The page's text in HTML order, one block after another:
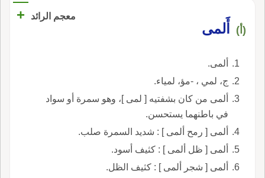
معجم الرائد +
(أ) أَلمى
ألمى.
ج، لمي ، -مؤ، لمياء.
ألمى من كان بشفتيه [ لمى ]، وهو سمرة أو سواد
في باطنهما يستحسن.
ألمى [ رمح ألمى ] : شديد السمرة صلب.
ألمى [ ظل ألمى ] : كثيف أسود.
ألمى [ شجر ألمى ] : كثيف الظل.